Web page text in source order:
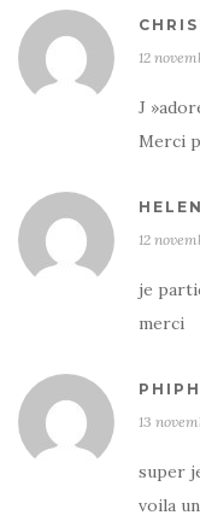
12
J
Merci
12
je
merci
13
super
voila